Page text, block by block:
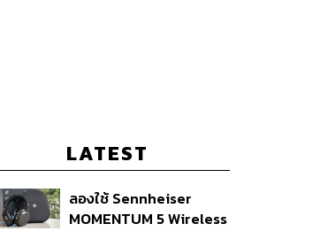
LATEST
ลองใช้ Sennheiser
MOMENTUM 5 Wireless